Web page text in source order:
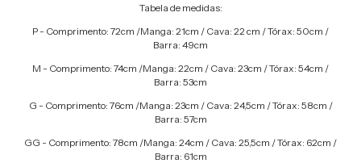
Tabela de medidas:
P - Comprimento: 72cm /Manga: 21cm / Cava: 22 cm / Tórax: 50cm /
Barra: 49cm
M - Comprimento: 74cm /Manga: 22cm / Cava: 23cm / Tórax: 54cm /
Barra: 53cm
G - Comprimento: 76cm /Manga: 23cm / Cava: 24,5cm / Tórax: 58cm /
Barra: 57cm
GG - Comprimento: 78cm /Manga: 24cm / Cava: 25,5cm / Tórax: 62cm /
Barra: 61cm